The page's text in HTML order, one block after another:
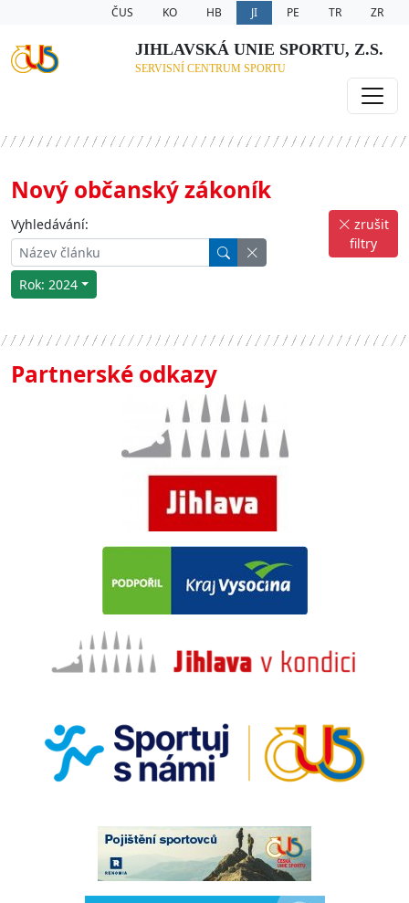
ČUS KO HB JI PE TR ZR
JIHLAVSKÁ UNIE SPORTU, Z.S.
SERVISNÍ CENTRUM SPORTU
Nový občanský zákoník
Vyhledávání:
Rok: 2024
zrušit
filtry
Partnerské odkazy